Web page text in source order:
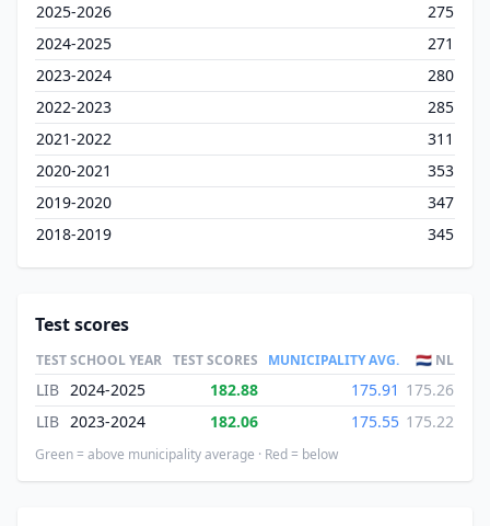
2025-2026
275
2024-2025
271
2023-2024
280
2022-2023
285
2021-2022
311
2020-2021
353
2019-2020
347
2018-2019
345
Test scores
TESTSCHOOL YEAR TEST SCORES MUNICIPALITY AVG. 🇳🇱 NL
LIB 2024-2025 182.88 175.91 175.26
LIB 2023-2024 182.06 175.55 175.22
Green = above municipality average · Red = below